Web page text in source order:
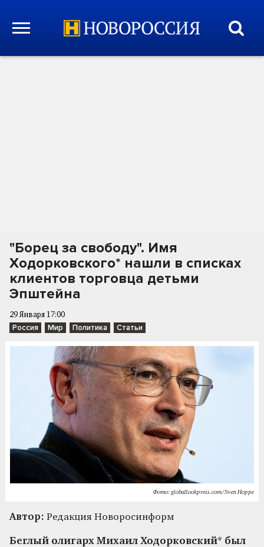
"Борец за свободу". Имя
Ходорковского* нашли в списках
клиентов торговца детьми
Эпштейна
29 Января 17:00
Россия Мир Политика Статьи
Фото: globallookpress.com/Sven Hoppe
Автор: Редакция Новоросинформ
Беглый олигарх Михаил Ходорковский* был